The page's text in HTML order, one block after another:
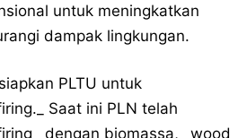
untuk meningkatkan
dampak lingkungan.
PLTU untuk
Saat ini PLN telah
dengan biomassa, _wood